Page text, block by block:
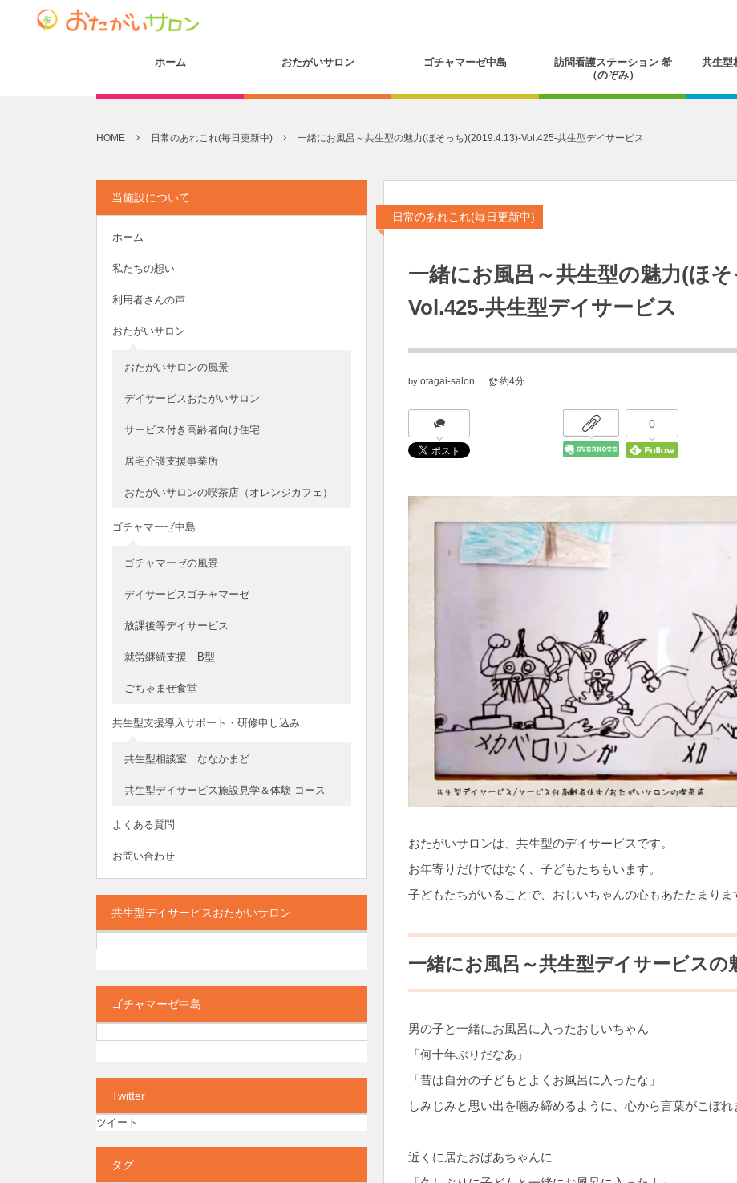
ホーム おたがいサロン ゴチャマーゼ中島
訪問看護ステーション 希
（のぞみ）
共生型
HOME 日常のあれこれ(毎日更新中) 一緒にお風呂～共生型の魅力(ほそっち)(2019.4.13)-Vol.425-共生型デイサービス
日常のあれこれ(毎日更新中)
一緒にお風呂～共生型の魅力(ほ
Vol.425-共生型デイサービス
by otagai-salon 約4分
0
おたがいサロンは、共生型のデイサービスです。
お年寄りだけではなく、子どもたちもいます。
子どもたちがいることで、おじいちゃんの心もあたたまりま
一緒にお風呂～共生型デイサービスの
男の子と一緒にお風呂に入ったおじいちゃん
「何十年ぶりだなあ」
「昔は自分の子どもとよくお風呂に入ったな」
しみじみと思い出を噛み締めるように、心から言葉がこぼれ
近くに居たおばあちゃんに
当施設について
ホーム
私たちの想い
利用者さんの声
おたがいサロン
おたがいサロンの風景
デイサービスおたがいサロン
サービス付き高齢者向け住宅
居宅介護支援事業所
おたがいサロンの喫茶店（オレンジカフェ）
ゴチャマーゼ中島
ゴチャマーゼの風景
デイサービスゴチャマーゼ
放課後等デイサービス
就労継続支援 B型
ごちゃまぜ食堂
共生型支援導入サポート・研修申し込み
共生型相談室 ななかまど
共生型デイサービス施設見学＆体験 コース
よくある質問
お問い合わせ
共生型デイサービスおたがいサロン
ゴチャマーゼ中島
Twitter
ツイート
タグ